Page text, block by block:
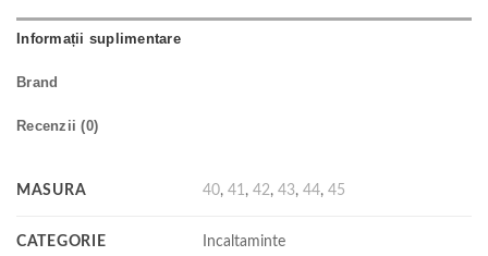
Informații suplimentare
Brand
Recenzii (0)
MASURA 40,41 ,42,43,44,45
CATEGORIE Incaltaminte